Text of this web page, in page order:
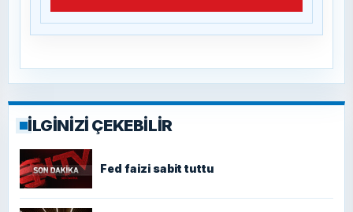
İLGİNİZİ ÇEKEBİLİR
Fed faizi sabit tuttu